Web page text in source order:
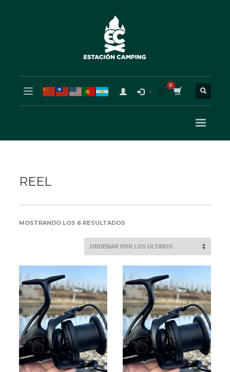
0
REEL
MOSTRANDO LOS 6 RESULTADOS
ÚLTIMOS